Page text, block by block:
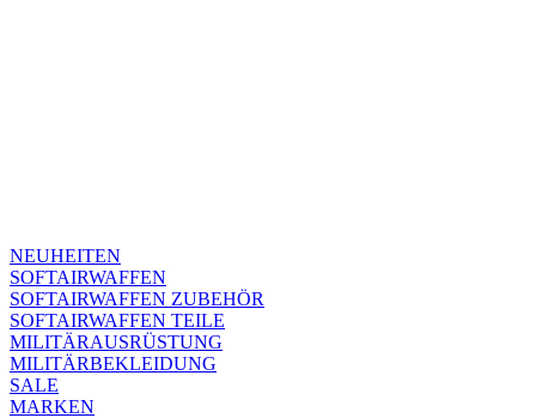
NEUHEITEN
SOFTAIRWAFFEN
SOFTAIRWAFFEN ZUBEHÖR
SOFTAIRWAFFEN TEILE
MILITÄRAUSRÜSTUNG
MILITÄRBEKLEIDUNG
SALE
MARKEN